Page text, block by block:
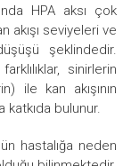
HPA aksı çok
akışı seviyeleri ve
şeklindedir.
sinirlerin
ile kan akışının
katkıda bulunur.
hastalığa neden